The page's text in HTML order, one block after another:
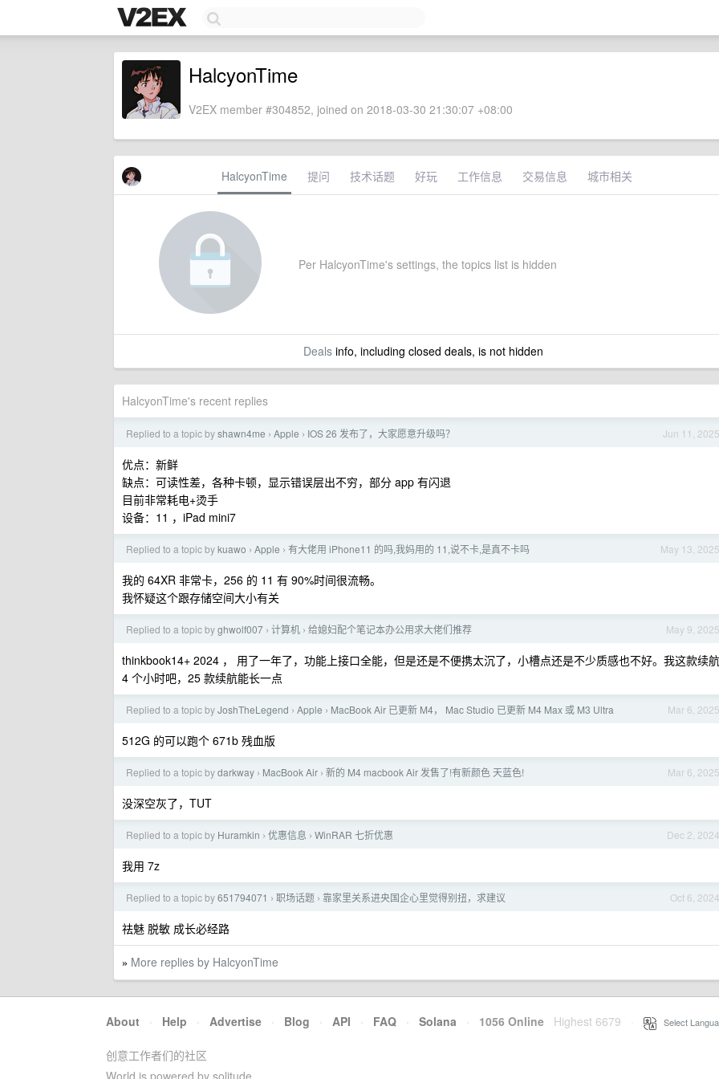
HalcyonTime
V2EX member #304852, joined on 2018-03-30 21:30:07 +08:00
HalcyonTime 提问 技术话题 好玩 工作信息 交易信息 城市相关
Per HalcyonTime's settings, the topics list is hidden
Dealsinfo, including closed deals, is not hidden
HalcyonTime's recent replies
Jun 11, 2025
Replied to a topic byshawn4me › Apple › IOS 26 发布了，大家愿意升级吗？
优点：新鲜
缺点：可读性差，各种卡顿，显示错误层出不穷，部分 app 有闪退
目前非常耗电+烫手
设备：11 ，iPad mini7
May 13, 2025
Replied to a topic bykuawo › Apple › 有大佬用 iPhone11 的吗,我妈用的 11,说不卡,是真不卡吗
我的 64XR 非常卡，256 的 11 有 90%时间很流畅。
我怀疑这个跟存储空间大小有关
May 9, 2025
Replied to a topic byghwolf007 › 计算机 › 给媳妇配个笔记本办公用求大佬们推荐
thinkbook14+ 2024 ， 用了一年了，功能上接口全能，但是还是不便携太沉了，小槽点还是不少质感也不好。我这款续航
4 个小时吧，25 款续航能长一点
Mar 6, 2025
Replied to a topic byJoshTheLegend › Apple › MacBook Air 已更新 M4， Mac Studio 已更新 M4 Max 或 M3 Ultra
512G 的可以跑个 671b 残血版
Mar 6, 2025
Replied to a topic bydarkway › MacBook Air › 新的 M4 macbook Air 发售了!有新颜色 天蓝色!
没深空灰了，TUT
Dec 2, 2024
Replied to a topic by Huramkin › 优惠信息 › WinRAR 七折优惠
我用 7z
Oct 6, 2024
Replied to a topic by651794071 › 职场话题 › 靠家里关系进央国企心里觉得别扭，求建议
祛魅 脱敏 成长必经路
» More replies by HalcyonTime
About · Help · Advertise · Blog · API · FAQ · Solana · 1056 Online Highest 6679 Select
创意工作者们的社区
World is powered by solitude